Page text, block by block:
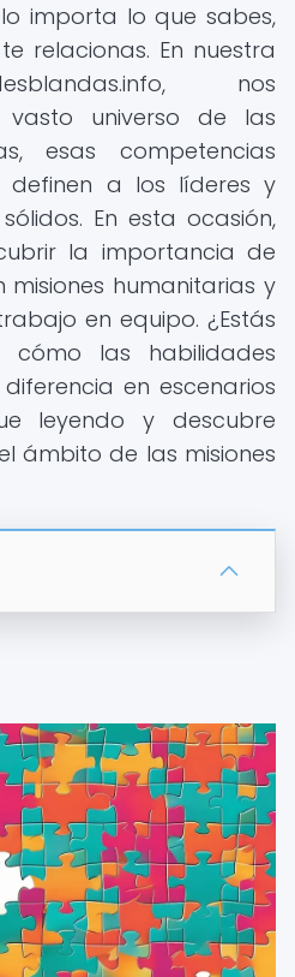
importa lo que sabes,
relacionas. En nuestra
nos
universo de las
esas competencias
definen a los líderes y
En esta ocasión,
la importancia de
humanitarias y
en equipo. ¿Estás
cómo las habilidades
en escenarios
leyendo y descubre
ámbito de las misiones